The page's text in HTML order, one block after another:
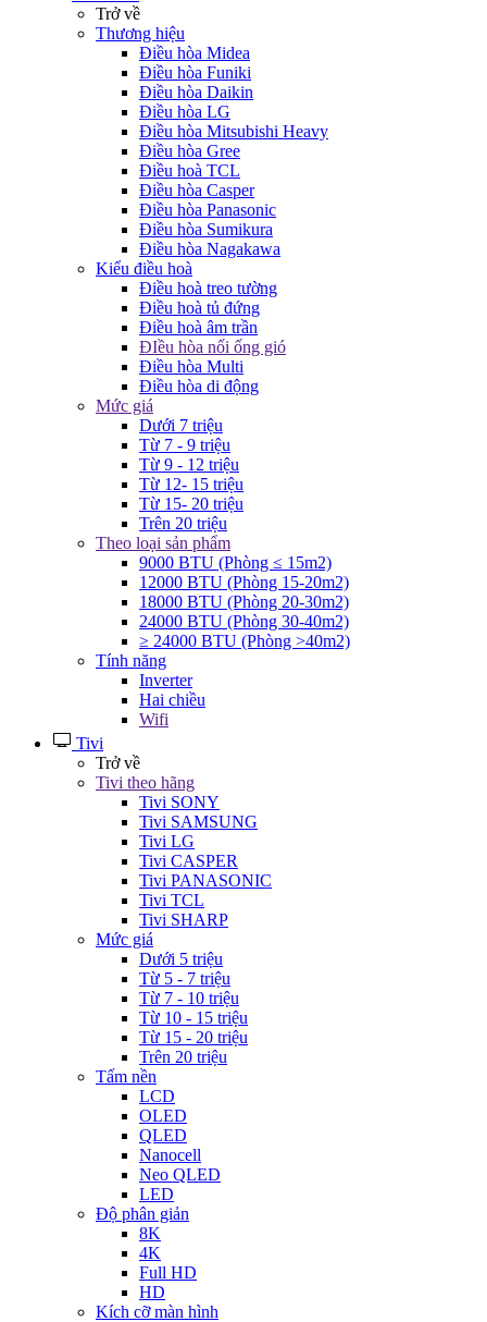
Trở về
Thương hiệu
Điều hòa Midea
Điều hòa Funiki
Điều hòa Daikin
Điều hòa LG
Điều hòa Mitsubishi Heavy
Điều hòa Gree
Điều hoà TCL
Điều hòa Casper
Điều hòa Panasonic
Điều hòa Sumikura
Điều hòa Nagakawa
Kiểu điều hoà
Điều hoà treo tường
Điều hoà tủ đứng
Điều hoà âm trần
ĐIều hòa nối ống gió
Điều hòa Multi
Điều hòa di động
Mức giá
Dưới 7 triệu
Từ 7 - 9 triệu
Từ 9 - 12 triệu
Từ 12- 15 triệu
Từ 15- 20 triệu
Trên 20 triệu
Theo loại sản phẩm
9000 BTU (Phòng ≤ 15m2)
12000 BTU (Phòng 15-20m2)
18000 BTU (Phòng 20-30m2)
24000 BTU (Phòng 30-40m2)
≥ 24000 BTU (Phòng >40m2)
Tính năng
Inverter
Hai chiều
Wifi
Tivi
Trở về
Tivi theo hãng
Tivi SONY
Tivi SAMSUNG
Tivi LG
Tivi CASPER
Tivi PANASONIC
Tivi TCL
Tivi SHARP
Mức giá
Dưới 5 triệu
Từ 5 - 7 triệu
Từ 7 - 10 triệu
Từ 10 - 15 triệu
Từ 15 - 20 triệu
Trên 20 triệu
Tấm nền
LCD
OLED
QLED
Nanocell
Neo QLED
LED
Độ phân giản
8K
4K
Full HD
HD
Kích cỡ màn hình